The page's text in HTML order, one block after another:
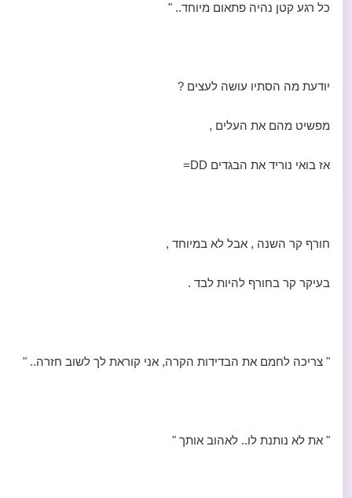
כל רגע קטן נהיה פתאום מיוחד.. "
יודעת מה הסתיו עושה לעצים ?
מפשיט מהם את העלים ,
אז בואי נוריד את הבגדים DD=
חורף קר השנה , אבל לא במיוחד ,
בעיקר קר בחורף להיות לבד .
" צריכה לחמם את הבדידות הקרה, אני קוראת לך לשוב חזרה.. "
" את לא נותנת לו.. לאהוב אותך "